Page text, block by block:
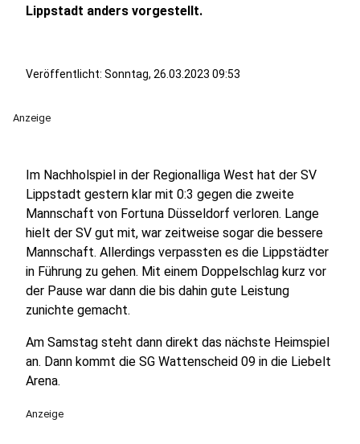
Lippstadt anders vorgestellt.
Veröffentlicht: Sonntag, 26.03.2023 09:53
Anzeige
Im Nachholspiel in der Regionalliga West hat der SV
Lippstadt gestern klar mit 0:3 gegen die zweite
Mannschaft von Fortuna Düsseldorf verloren. Lange
hielt der SV gut mit, war zeitweise sogar die bessere
Mannschaft. Allerdings verpassten es die Lippstädter
in Führung zu gehen. Mit einem Doppelschlag kurz vor
der Pause war dann die bis dahin gute Leistung
zunichte gemacht.
Am Samstag steht dann direkt das nächste Heimspiel
an. Dann kommt die SG Wattenscheid 09 in die Liebelt
Arena.
Anzeige